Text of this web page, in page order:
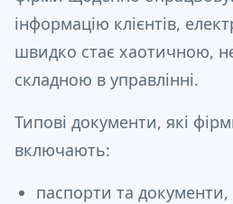
інформацію клієнтів,
швидко стає хаотичною,
складною в управлінні.
Типові документи, які
включають:
паспорти та